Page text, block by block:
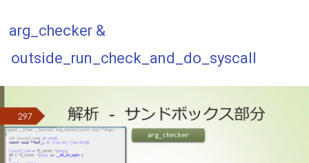
arg_checker &
outside_run_check_and_do_syscall